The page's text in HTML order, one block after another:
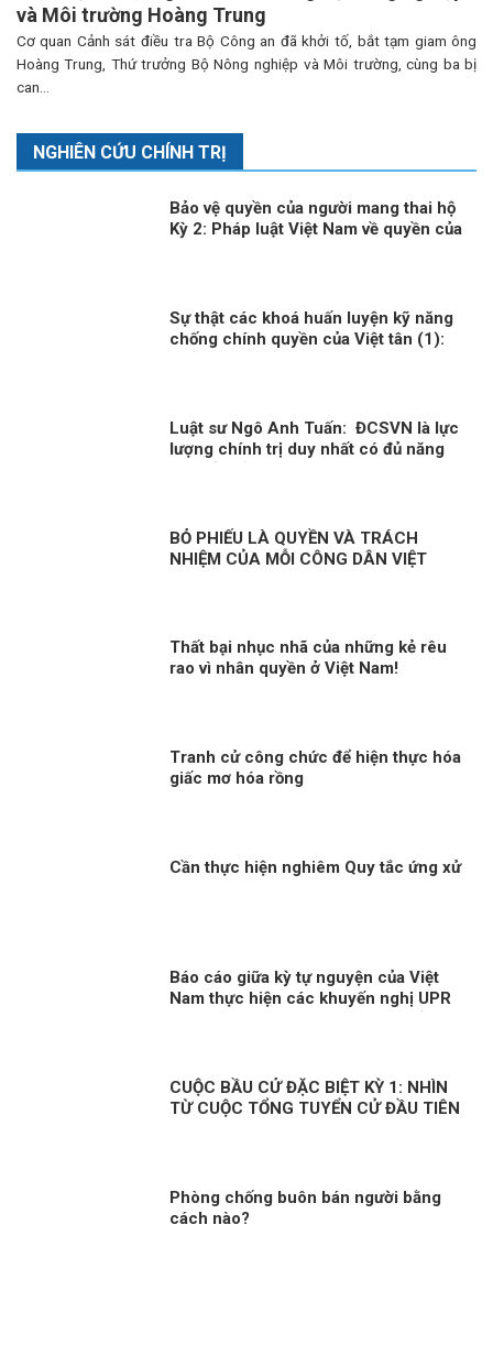
và Môi trường Hoàng Trung
Cơ quan Cảnh sát điều tra Bộ Công an đã khởi tố, bắt tạm giam ông
Hoàng Trung, Thứ trưởng Bộ Nông nghiệp và Môi trường, cùng ba bị
can...
NGHIÊN CỨU CHÍNH TRỊ
Bảo vệ quyền của người mang thai hộ
Kỳ 2: Pháp luật Việt Nam về quyền của
Sự thật các khoá huấn luyện kỹ năng
chống chính quyền của Việt tân (1):
Luật sư Ngô Anh Tuấn: ĐCSVN là lực
lượng chính trị duy nhất có đủ năng
BỎ PHIẾU LÀ QUYỀN VÀ TRÁCH
NHIỆM CỦA MỖI CÔNG DÂN VIỆT
Thất bại nhục nhã của những kẻ rêu
rao vì nhân quyền ở Việt Nam!
Tranh cử công chức để hiện thực hóa
giấc mơ hóa rồng
Cần thực hiện nghiêm Quy tắc ứng xử
Báo cáo giữa kỳ tự nguyện của Việt
Nam thực hiện các khuyến nghị UPR
2023-2025”
CUỘC BẦU CỬ ĐẶC BIỆT KỲ 1: NHÌN
TỪ CUỘC TỔNG TUYỂN CỬ ĐẦU TIÊN
Phòng chống buôn bán người bằng
cách nào?